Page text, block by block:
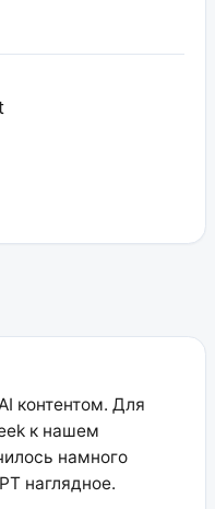
контентом. Для
к нашем
намного
наглядное.